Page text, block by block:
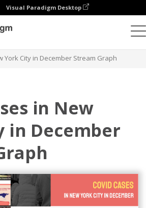
Visual Paradigm Desktop
York City in December Stream Graph
in New
in December